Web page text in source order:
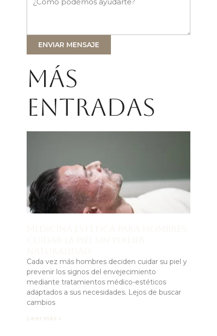
ENVIAR MENSAJE
Más
entradas
Cada vez más hombres deciden cuidar su piel y
prevenir los signos del envejecimiento
mediante tratamientos médico-estéticos
adaptados a sus necesidades. Lejos de buscar
cambios